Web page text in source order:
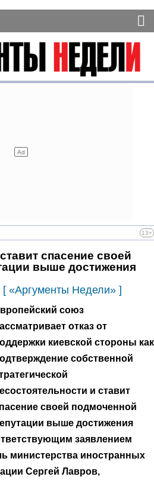
13+
спасение своей
выше достижения
«Аргументы Недели» ]
союз
отказ от
киевской стороны как
собственной
и ставит
своей подмоченной
выше достижения
заявлением
министерства иностранных
Сергей Лавров,